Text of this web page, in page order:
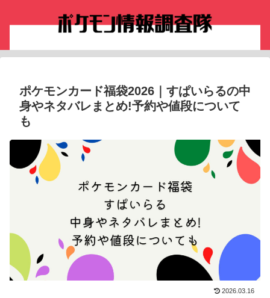
ポケモンカード福袋2026｜すぱいらるの中
身やネタバレまとめ!予約や値段について
も
2026.03.16